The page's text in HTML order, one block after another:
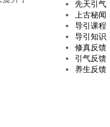
先天引气
上古秘闻
导引课程
导引知识
修真反馈
引气反馈
养生反馈